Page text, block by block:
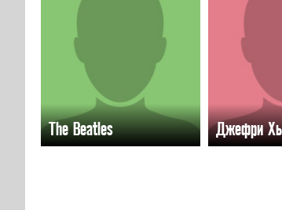
The Beatles Джефри